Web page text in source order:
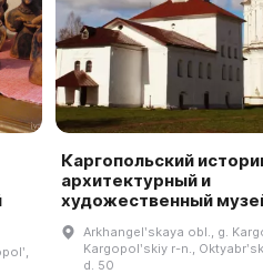
Каргопольский
архитектурный и
художественный
Arkhangelʹskaya obl., g.
Kargopolʹskiy r-n.,
d. 50